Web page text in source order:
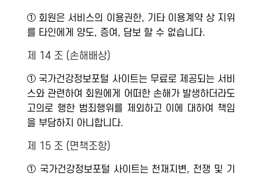
① 회원은 서비스의 이용권한, 기타 이용계약 상 지위
를 타인에게 양도, 증여, 담보 할 수 없습니다.
제 14 조 (손해배상)
① 국가건강정보포털 사이트는 무료로 제공되는 서비
스와 관련하여 회원에게 어떠한 손해가 발생하더라도
고의로 행한 범죄행위를 제외하고 이에 대하여 책임
을 부담하지 아니합니다.
제 15 조 (면책조항)
① 국가건강정보포털 사이트는 천재지변, 전쟁 및 기